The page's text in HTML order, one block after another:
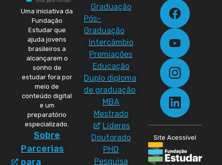
Uma iniciativa da
Fundação
Estudar que
ajuda jovens
brasileiros a
alcançarem o
sonho de
estudar fora por
meio de
conteúdo digital
e um
preparatório
especializado.
Sobre
Parcerias
para
Graduação
Pós-
Graduação
Intercâmbio
Premiações
Educação
Duplo diploma
de graduação
MBA
Mestrado
Líderes
Doutorado
PHD
Pesquisa
Site Acessível